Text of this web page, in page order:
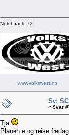
Notchback -72
www.volkswest.no
Sv:
« Svar
Tja
Planen e og reise